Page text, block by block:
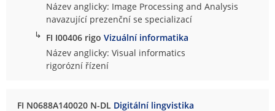
Název anglicky: Image Processing and Analysis
navazující prezenční se specializací
↳ FI I00406 rigoVizuální informatika
Název anglicky: Visual informatics
rigorózní řízení
FI N0688A140020 N-DL Digitální lingvistika